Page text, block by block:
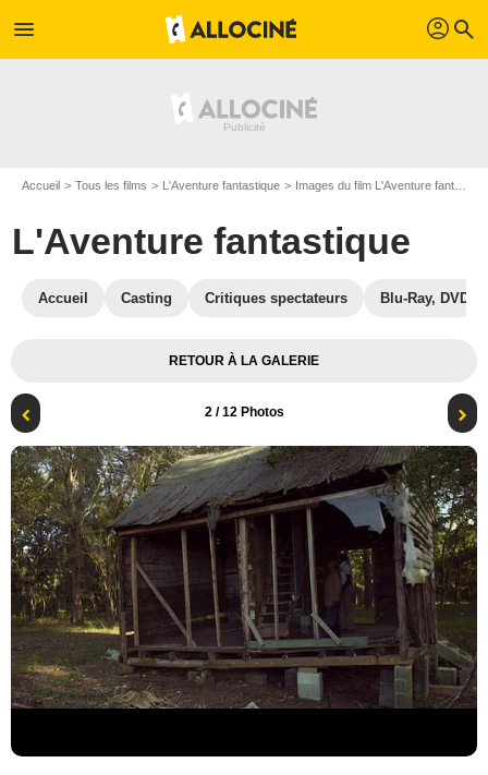
menu profil search
Accueil Tous les films L'Aventure fantastique Images du film L'Aventure fantastique
L'Aventure fantastique
Accueil Casting Critiques spectateurs Blu-Ray, DVD
RETOUR À LA GALERIE
2/ 12 Photos